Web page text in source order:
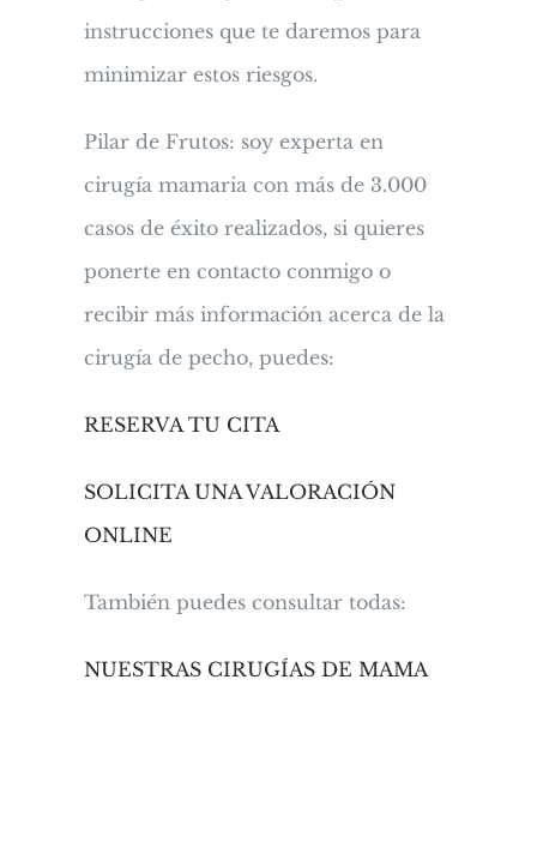
instrucciones que te daremos para
minimizar estos riesgos.
Pilar de Frutos: soy experta en
cirugía mamaria con más de 3.000
casos de éxito realizados, si quieres
ponerte en contacto conmigo o
recibir más información acerca de la
cirugía de pecho, puedes:
RESERVA TU CITA
SOLICITA UNA VALORACIÓN
ONLINE
También puedes consultar todas:
NUESTRAS CIRUGÍAS DE MAMA